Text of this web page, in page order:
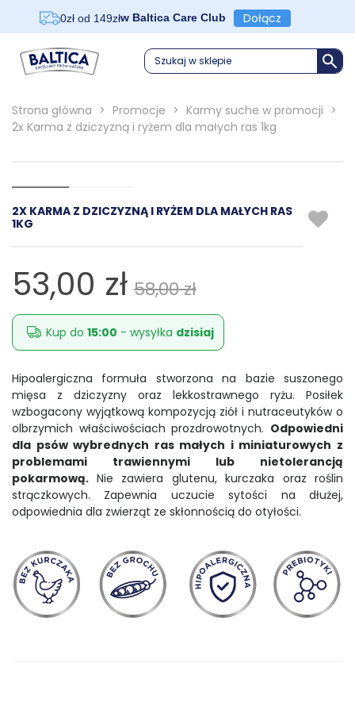
0zł od 149złw Baltica Care Club Dołącz
Szukaj w sklepie
Strona główna > Promocje > Karmy suche w promocji >
2x Karma z dziczyzną i ryżem dla małych ras 1kg
2X KARMA Z DZICZYZNĄ I RYŻEM DLA MAŁYCH RAS
1KG
53,00 zł 58,00 zł
Kup do 15:00 - wysyłka dzisiaj
Hipoalergiczna formuła stworzona na bazie suszonego
mięsa z dziczyzny oraz lekkostrawnego ryżu. Posiłek
wzbogacony wyjątkową kompozycją ziół i nutraceutyków o
olbrzymich właściwościach prozdrowotnych. Odpowiedni
dla psów wybrednych ras małych i miniaturowych z
problemami trawiennymi lub nietolerancją
pokarmową. Nie zawiera glutenu, kurczaka oraz roślin
strączkowych. Zapewnia uczucie sytości na dłużej,
odpowiednia dla zwierząt ze skłonnością do otyłości.